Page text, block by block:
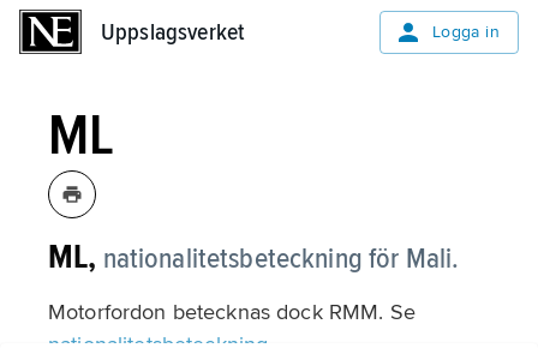
Uppslagsverket Logga in
ML
ML, nationalitetsbeteckning för Mali.
Motorfordon betecknas dock RMM. Se
nationalitetsbeteckning